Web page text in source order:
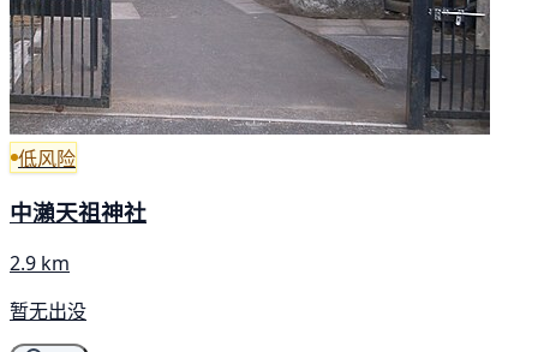
低风险
中瀨天祖神社
2.9 km
暂无出没